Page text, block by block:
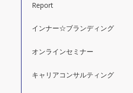
Report
インナー☆ブランディング
オンラインセミナー
キャリアコンサルティング